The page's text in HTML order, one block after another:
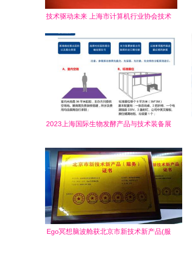
技术驱动未来 上海市计算机行业协会技术
2023上海国际生物发酵产品与技术装备展
Ego冥想脑波舱获北京市新技术新产品(服